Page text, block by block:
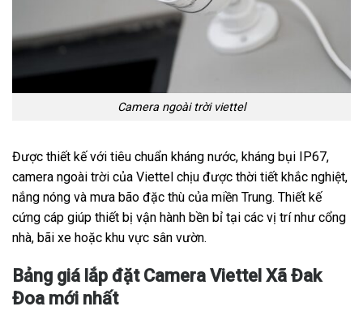
Camera ngoài trời viettel
Được thiết kế với tiêu chuẩn kháng nước, kháng bụi IP67,
camera ngoài trời của Viettel chịu được thời tiết khắc nghiệt,
nắng nóng và mưa bão đặc thù của miền Trung. Thiết kế
cứng cáp giúp thiết bị vận hành bền bỉ tại các vị trí như cổng
nhà, bãi xe hoặc khu vực sân vườn.
Bảng giá lắp đặt Camera Viettel Xã Đak
Đoa mới nhất